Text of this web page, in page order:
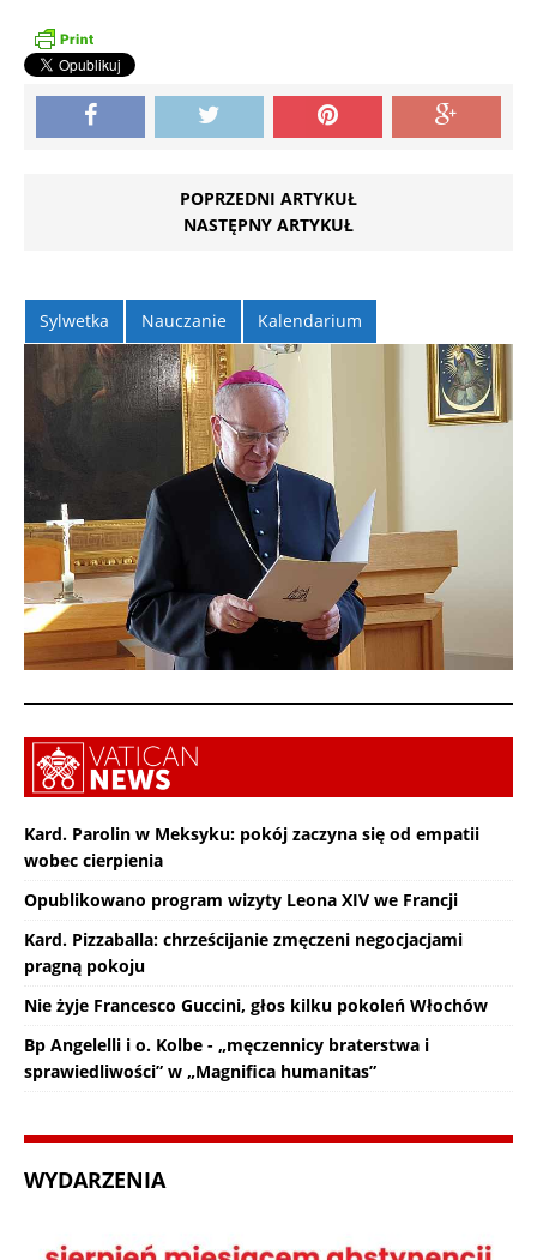
POPRZEDNI ARTYKUŁ
NASTĘPNY ARTYKUŁ
Sylwetka Nauczanie Kalendarium
Kard. Parolin w Meksyku: pokój zaczyna się od empatii
wobec cierpienia
Opublikowano program wizyty Leona XIV we Francji
Kard. Pizzaballa: chrześcijanie zmęczeni negocjacjami
pragną pokoju
Nie żyje Francesco Guccini, głos kilku pokoleń Włochów
Bp Angelelli i o. Kolbe - „męczennicy braterstwa i
sprawiedliwości” w „Magnifica humanitas”
WYDARZENIA